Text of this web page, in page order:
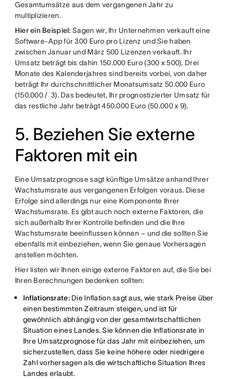
Gesamtumsätze aus dem vergangenen Jahr zu
multiplizieren.
Hier ein Beispiel: Sagen wir, Ihr Unternehmen verkauft eine
Software-App für 300 Euro pro Lizenz und Sie haben
zwischen Januar und März 500 Lizenzen verkauft. Ihr
Umsatz beträgt bis dahin 150.000 Euro (300 x 500). Drei
Monate des Kalenderjahres sind bereits vorbei, von daher
beträgt Ihr durchschnittlicher Monatsumsatz 50.000 Euro
(150.000 / 3). Das bedeutet, Ihr prognostizierter Umsatz für
das restliche Jahr beträgt 450.000 Euro (50.000 x 9).
5. Beziehen Sie externe
Faktoren mit ein
Eine Umsatzprognose sagt künftige Umsätze anhand Ihrer
Wachstumsrate aus vergangenen Erfolgen voraus. Diese
Erfolge sind allerdings nur eine Komponente Ihrer
Wachstumsrate. Es gibt auch noch externe Faktoren, die
sich außerhalb Ihrer Kontrolle befinden und die Ihre
Wachstumsrate beeinflussen können – und die sollten Sie
ebenfalls mit einbeziehen, wenn Sie genaue Vorhersagen
anstellen möchten.
Hier listen wir Ihnen einige externe Faktoren auf, die Sie bei
Ihren Berechnungen bedenken sollten:
Inflationsrate: Die Inflation sagt aus, wie stark Preise über
einen bestimmten Zeitraum steigen, und ist für
gewöhnlich abhängig von der gesamtwirtschaftlichen
Situation eines Landes. Sie können die Inflationsrate in
Ihre Umsatzprognose für das Jahr mit einbeziehen, um
sicherzustellen, dass Sie keine höhere oder niedrigere
Zahl vorhersagen als die wirtschaftliche Situation Ihres
Landes erlaubt.